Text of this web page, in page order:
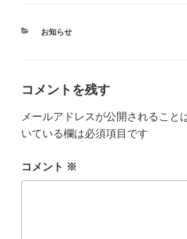
カ
お知らせ
コメントを残す
メールアドレスが公開されること
いている欄は必須項目です
コメント ※